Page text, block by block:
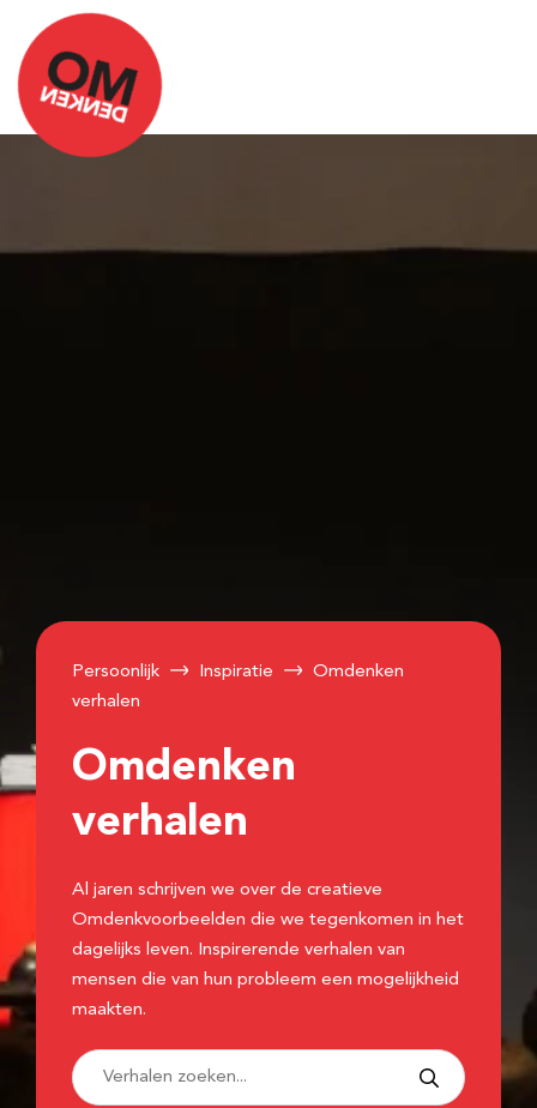
Persoonlijk Inspiratie
Omdenken
verhalen
Omdenken
verhalen
Al jaren schrijven we over de creatieve
Omdenkvoorbeelden die we tegenkomen in het
dagelijks leven. Inspirerende verhalen van
mensen die van hun probleem een mogelijkheid
maakten.